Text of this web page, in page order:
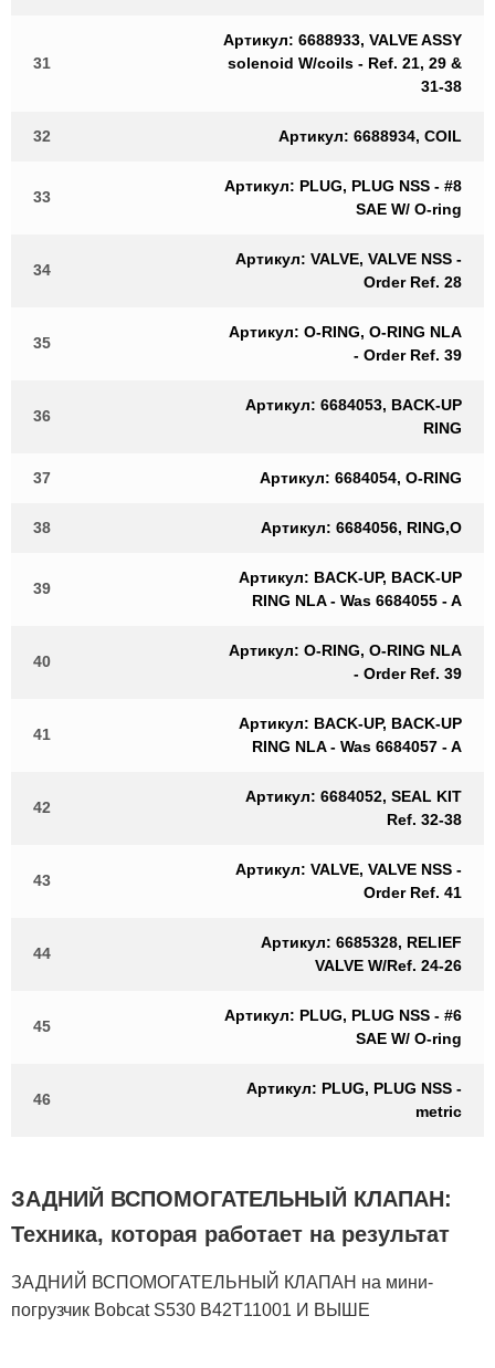
31
Артикул: 6688933, VALVE ASSY
solenoid W/coils - Ref. 21, 29 &
31-38
32 Артикул: 6688934, COIL
33
Артикул: PLUG, PLUG NSS - #8
SAE W/ O-ring
34
Артикул: VALVE, VALVE NSS -
Order Ref. 28
35
Артикул: O-RING, O-RING NLA
- Order Ref. 39
36
Артикул: 6684053, BACK-UP
RING
37 Артикул: 6684054, O-RING
38 Артикул: 6684056, RING,O
39
Артикул: BACK-UP, BACK-UP
RING NLA - Was 6684055 - A
40
Артикул: O-RING, O-RING NLA
- Order Ref. 39
41
Артикул: BACK-UP, BACK-UP
RING NLA - Was 6684057 - A
42
Артикул: 6684052, SEAL KIT
Ref. 32-38
43
Артикул: VALVE, VALVE NSS -
Order Ref. 41
44
Артикул: 6685328, RELIEF
VALVE W/Ref. 24-26
45
Артикул: PLUG, PLUG NSS - #6
SAE W/ O-ring
46
Артикул: PLUG, PLUG NSS -
metric
ЗАДНИЙ ВСПОМОГАТЕЛЬНЫЙ КЛАПАН:
Техника, которая работает на результат
ЗАДНИЙ ВСПОМОГАТЕЛЬНЫЙ КЛАПАН на мини-
погрузчик Bobcat S530 B42T11001 И ВЫШЕ